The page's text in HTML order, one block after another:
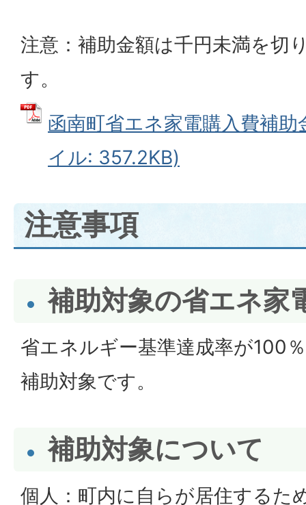
注意：補助金額は千円未満を切
す。
函南町省エネ家電購入費補
イル: 357.2KB)
注意事項
補助対象の省エネ家
省エネルギー基準達成率が100
補助対象です。
補助対象について
個人：町内に自らが居住するた